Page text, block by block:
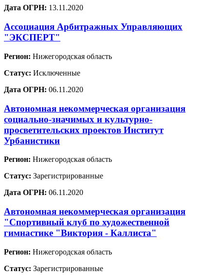
Дата ОГРН: 13.11.2020
Ассоциация Арбитражных Управляющих
"ЭКСПЕРТ"
Регион: Нижегородская область
Статус: Исключенные
Дата ОГРН: 06.11.2020
Автономная некоммерческая организация
социально-значимых и культурно-
просветительских проектов Институт
Урбанистики
Регион: Нижегородская область
Статус: Зарегистрированные
Дата ОГРН: 06.11.2020
Автономная некоммерческая организация
"Спортивный клуб по художественной
гимнастике "Виктория - Каллиста"
Регион: Нижегородская область
Статус: Зарегистрированные